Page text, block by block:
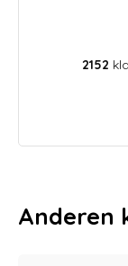
2152
Anderen